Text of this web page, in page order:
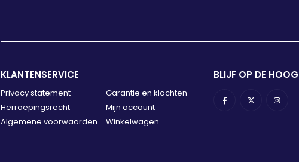
KLANTENSERVICE
Privacy statement
Herroepingsrecht
Algemene voorwaarden
Garantie en klachten
Mijn account
Winkelwagen
BLIJF OP DE